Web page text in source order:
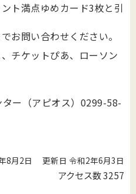
ト満点ゆめカード3枚と引
お問い合わせください。
チケットぴあ、ローソン
ー（アピオス）0299-58-
8月2日 更新日 令和2年6月3日
アクセス数3257